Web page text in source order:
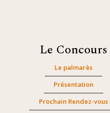
Le Concours
Le palmarès
Présentation
Prochain Rendez-vous